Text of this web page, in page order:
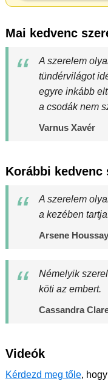
Mai kedvenc
A szerelem
tündérvilágot
egyre inkább
a csodák nem
Varnus Xavér
Korábbi kedvenc
A szerelem
a kezében
Arsene
Némelyik
köti az embert.
Cassandra
Videók
Kérdezd meg tőle,